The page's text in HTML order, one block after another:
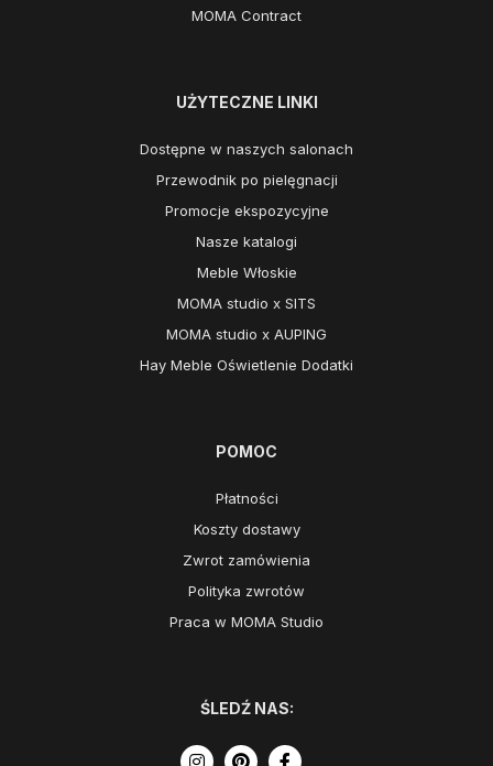
MOMA Contract
UŻYTECZNE LINKI
Dostępne w naszych salonach
Przewodnik po pielęgnacji
Promocje ekspozycyjne
Nasze katalogi
Meble Włoskie
MOMA studio x SITS
MOMA studio x AUPING
Hay Meble Oświetlenie Dodatki
POMOC
Płatności
Koszty dostawy
Zwrot zamówienia
Polityka zwrotów
Praca w MOMA Studio
ŚLEDŹ NAS: